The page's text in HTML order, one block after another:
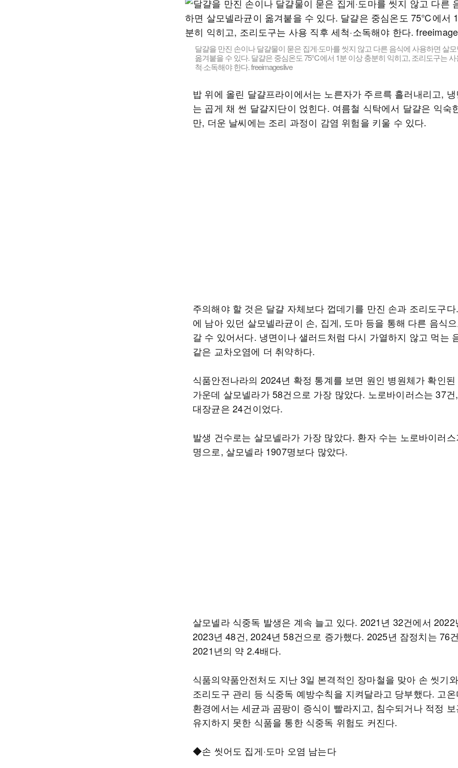
달걀을 만진 손이나 달걀물이 묻은 집게·도마를 씻지 않고 다른 음식에 사용하면 살
옮겨붙을 수 있다. 달걀은 중심온도 75℃에서 1분 이상 충분히 익히고, 조리도구는 사
척·소독해야 한다. freeimageslive
밥 위에 올린 달걀프라이에서는 노른자가 주르륵 흘러내리고, 냉
는 곱게 채 썬 달걀지단이 얹힌다. 여름철 식탁에서 달걀은 익숙
만, 더운 날씨에는 조리 과정이 감염 위험을 키울 수 있다.
주의해야 할 것은 달걀 자체보다 껍데기를 만진 손과 조리도구
에 남아 있던 살모넬라균이 손, 집게, 도마 등을 통해 다른 음식
갈 수 있어서다. 냉면이나 샐러드처럼 다시 가열하지 않고 먹는
같은 교차오염에 더 취약하다.
식품안전나라의 2024년 확정 통계를 보면 원인 병원체가 확인
가운데 살모넬라가 58건으로 가장 많았다. 노로바이러스는 37건
대장균은 24건이었다.
발생 건수로는 살모넬라가 가장 많았다. 환자 수는 노로바이러
명으로, 살모넬라 1907명보다 많았다.
살모넬라 식중독 발생은 계속 늘고 있다. 2021년 32건에서 2022
2023년 48건, 2024년 58건으로 증가했다. 2025년 잠정치는 76
2021년의 약 2.4배다.
식품의약품안전처도 지난 3일 본격적인 장마철을 맞아 손 씻기
조리도구 관리 등 식중독 예방수칙을 지켜달라고 당부했다. 고
환경에서는 세균과 곰팡이 증식이 빨라지고, 침수되거나 적정
유지하지 못한 식품을 통한 식중독 위험도 커진다.
◆손 씻어도 집게·도마 오염 남는다